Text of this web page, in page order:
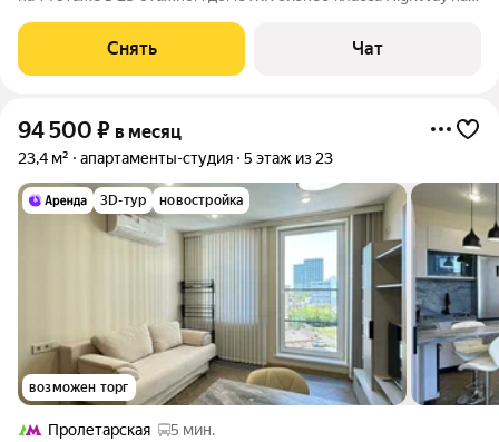
круговая шумоизоляция (пол, потолок, стены) и заменены окна
от застройщика на
Снять Чат
94 500 ₽ в месяц
23,4 м² апартаменты-студия 5 этаж из 23
3D-тур новостройка
возможен торг
Пролетарская
5 мин.